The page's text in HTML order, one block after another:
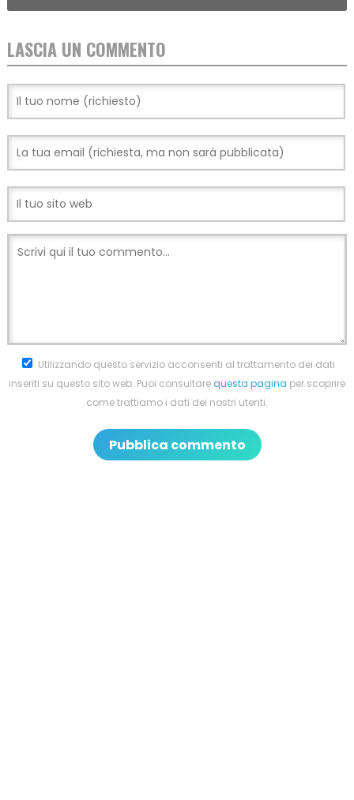
LASCIA UN COMMENTO
Utilizzando questo servizio acconsenti al trattamento dei dati
inseriti su questo sito web. Puoi consultarequesta pagina per scoprire
come trattiamo i dati dei nostri utenti.